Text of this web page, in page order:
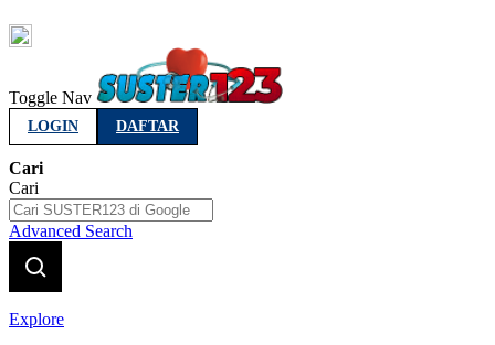
Toggle Nav
LOGIN DAFTAR
Cari
Cari
Advanced Search
Explore